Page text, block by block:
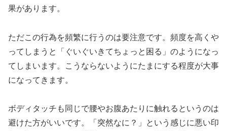
果があります。
ただこの行為を頻繁に行うのは要注意です。頻度を高くや
ってしまうと「ぐいぐいきてちょっと困る」のようになっ
てしまいます。こうならないようにたまにする程度が大事
になってきます。
ボディタッチも同じで腰やお腹あたりに触れるというのは
避けた方がいいです。「突然なに？」という感じに悪い印